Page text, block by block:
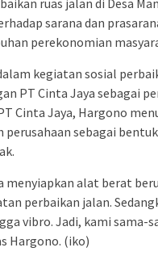
sarana dan
perekonomian
kegiatan sosial
PT Cinta Jaya sebagai
Cinta Jaya, Hargono
sebagai
menyiapkan alat berat
perbaikan jalan.
vibro. Jadi, kami sama-
Hargono. (iko)